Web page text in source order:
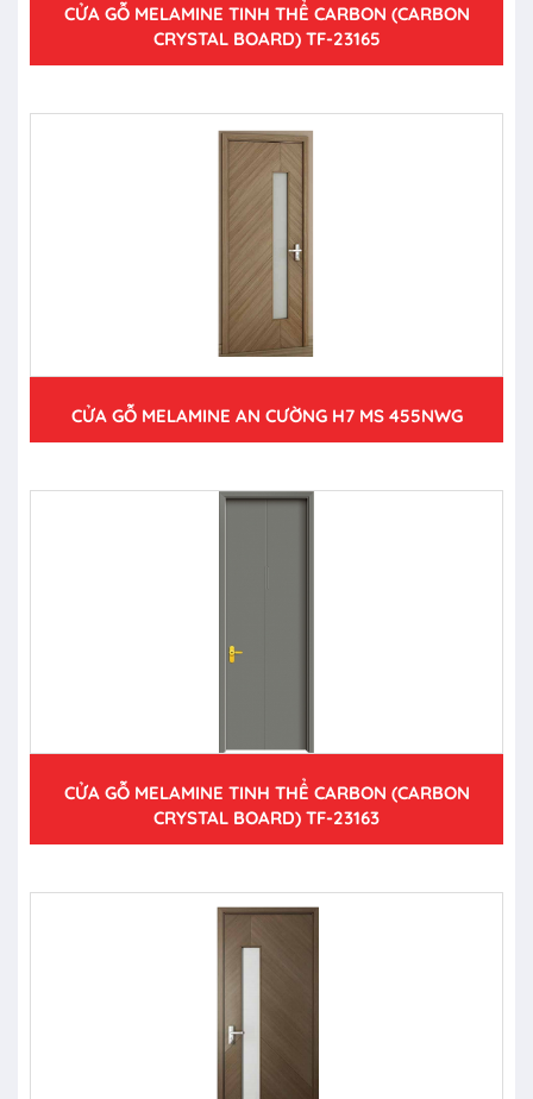
CỬA GỖ MELAMINE TINH THỂ CARBON (CARBON
CRYSTAL BOARD) TF-23165
CỬA GỖ MELAMINE AN CƯỜNG H7 MS 455NWG
CỬA GỖ MELAMINE TINH THỂ CARBON (CARBON
CRYSTAL BOARD) TF-23163